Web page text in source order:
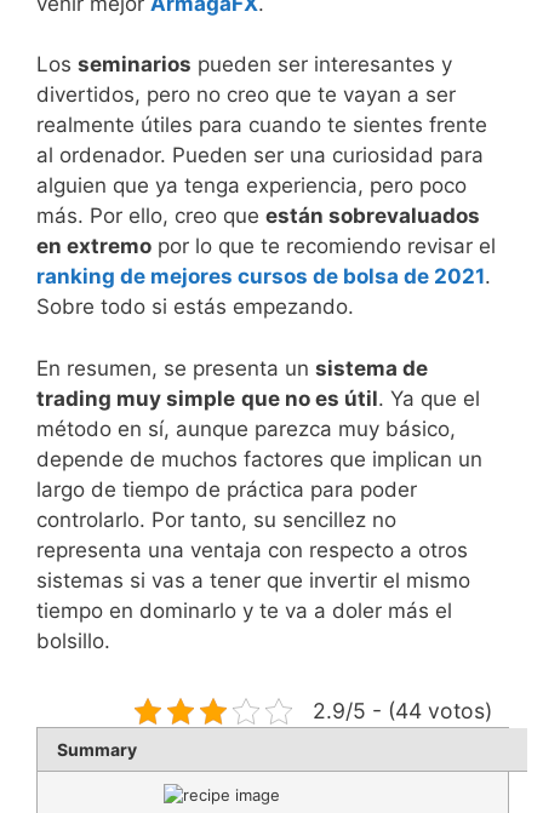
Los seminarios pueden ser interesantes y
divertidos, pero no creo que te vayan a ser
realmente útiles para cuando te sientes frente
al ordenador. Pueden ser una curiosidad para
alguien que ya tenga experiencia, pero poco
más. Por ello, creo que están sobrevaluados
en extremo por lo que te recomiendo revisar el
ranking de mejores cursos de bolsa de 2021.
Sobre todo si estás empezando.
En resumen, se presenta un sistema de
trading muy simple que no es útil. Ya que el
método en sí, aunque parezca muy básico,
depende de muchos factores que implican un
largo de tiempo de práctica para poder
controlarlo. Por tanto, su sencillez no
representa una ventaja con respecto a otros
sistemas si vas a tener que invertir el mismo
tiempo en dominarlo y te va a doler más el
bolsillo.
2.9/5 - (44 votos)
Summary